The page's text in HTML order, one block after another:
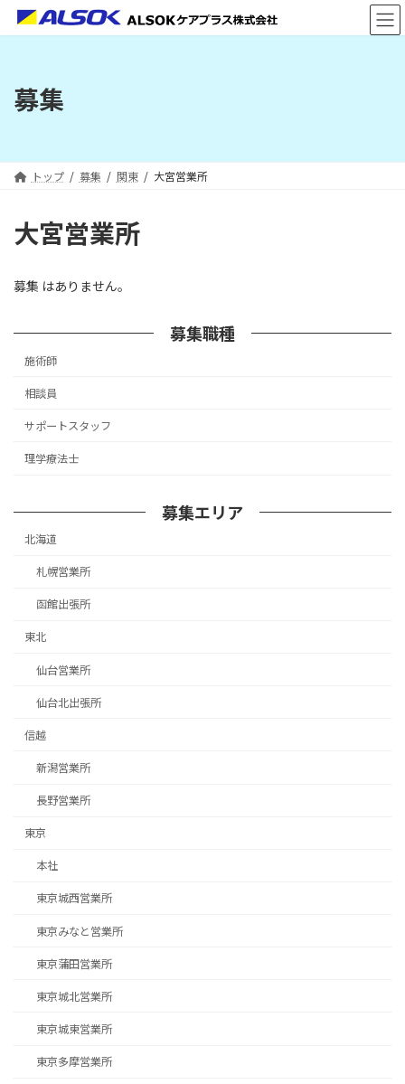
募集
トップ 募集 関東 大宮営業所
大宮営業所
募集 はありません。
募集職種
施術師
相談員
サポートスタッフ
理学療法士
募集エリア
北海道
札幌営業所
函館出張所
東北
仙台営業所
仙台北出張所
信越
新潟営業所
長野営業所
東京
本社
東京城西営業所
東京みなと営業所
東京蒲田営業所
東京城北営業所
東京城東営業所
東京多摩営業所